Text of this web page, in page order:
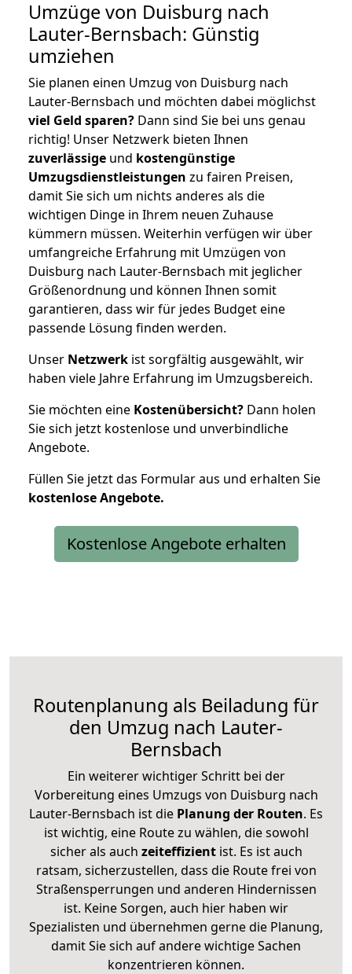
Umzüge von Duisburg nach
Lauter-Bernsbach: Günstig
umziehen
Sie planen einen Umzug von Duisburg nach
Lauter-Bernsbach und möchten dabei möglichst
viel Geld sparen? Dann sind Sie bei uns genau
richtig! Unser Netzwerk bieten Ihnen
zuverlässige und kostengünstige
Umzugsdienstleistungen zu fairen Preisen,
damit Sie sich um nichts anderes als die
wichtigen Dinge in Ihrem neuen Zuhause
kümmern müssen. Weiterhin verfügen wir über
umfangreiche Erfahrung mit Umzügen von
Duisburg nach Lauter-Bernsbach mit jeglicher
Größenordnung und können Ihnen somit
garantieren, dass wir für jedes Budget eine
passende Lösung finden werden.
Unser Netzwerk ist sorgfältig ausgewählt, wir
haben viele Jahre Erfahrung im Umzugsbereich.
Sie möchten eine Kostenübersicht? Dann holen
Sie sich jetzt kostenlose und unverbindliche
Angebote.
Füllen Sie jetzt das Formular aus und erhalten Sie
kostenloseAngebote.
Kostenlose Angebote erhalten
Routenplanung als Beiladung für
den Umzug nach Lauter-
Bernsbach
Ein weiterer wichtiger Schritt bei der
Vorbereitung eines Umzugs von Duisburg nach
Lauter-Bernsbach ist die Planung der Routen. Es
ist wichtig, eine Route zu wählen, die sowohl
sicher als auch zeiteffizientist. Es ist auch
ratsam, sicherzustellen, dass die Route frei von
Straßensperrungen und anderen Hindernissen
ist. Keine Sorgen, auch hier haben wir
Spezialisten und übernehmen gerne die Planung,
damit Sie sich auf andere wichtige Sachen
konzentrieren können.